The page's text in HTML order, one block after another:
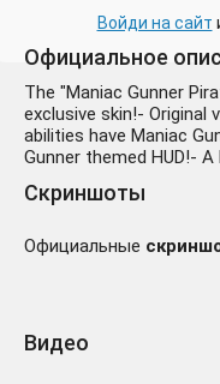
Войди на сайт
Официальное
The "Maniac Gunner
exclusive skin!- Original
abilities have Maniac
Gunner themed HUD!-
Скриншоты
Официальные
Видео